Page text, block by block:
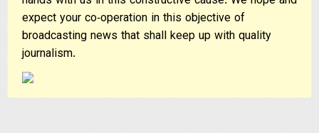
expect your co-operation in this objective of
broadcasting news that shall keep up with quality
journalism.